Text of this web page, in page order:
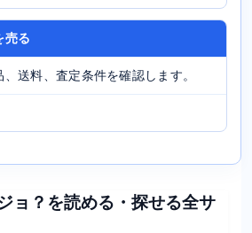
売る
送料、査定条件を確認します。
ョ？を読める・探せる全サ